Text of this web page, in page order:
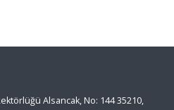
Alsancak, No: 144 35210,